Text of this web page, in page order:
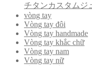
チタンカスタムジ
vòng tay
Vòng tay đôi
Vòng tay handmade
Vòng tay khắc chữ
Vòng tay nam
Vòng tay nữ